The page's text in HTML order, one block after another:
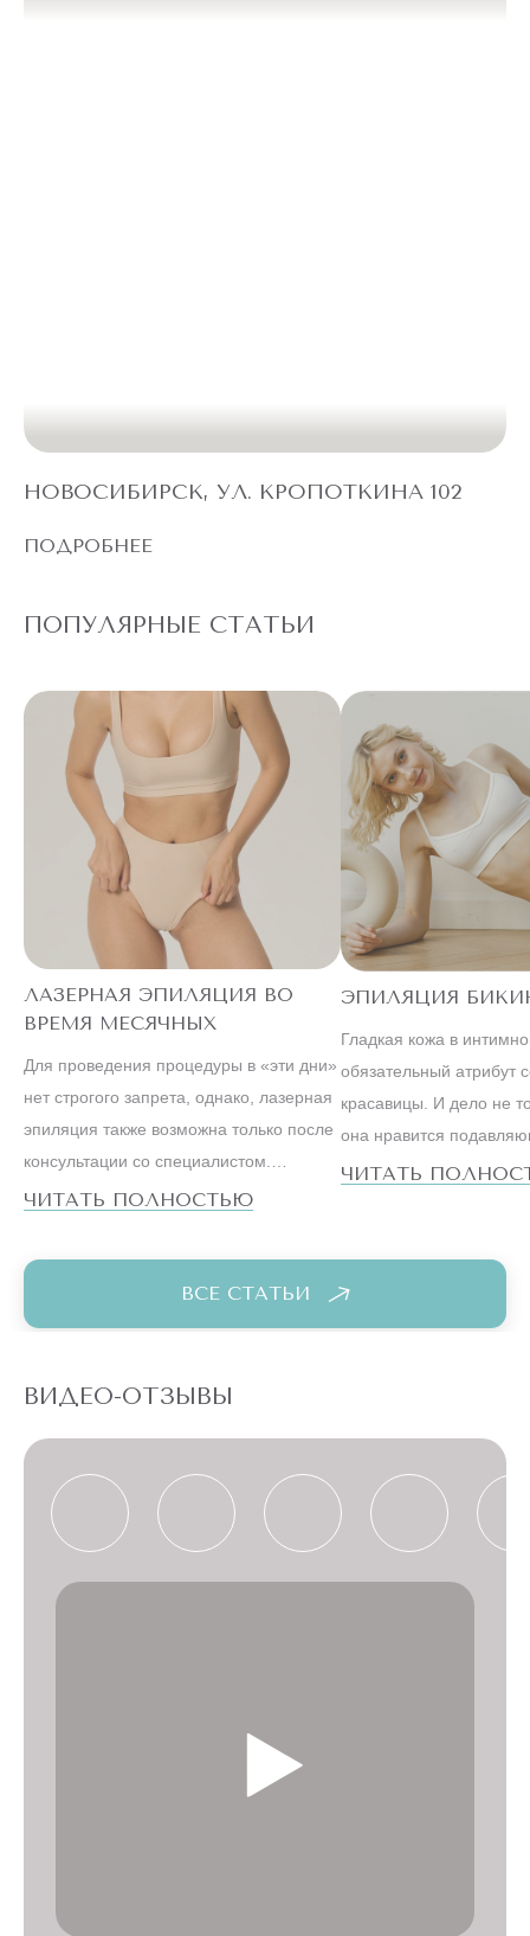
НОВОСИБИРСК, УЛ. КРОПОТКИНА 102
ПОДРОБНЕЕ
ПОПУЛЯРНЫЕ СТАТЬИ
ЛАЗЕРНАЯ ЭПИЛЯЦИЯ ВО
ВРЕМЯ МЕСЯЧНЫХ
Для проведения процедуры в «эти дни»
нет строгого запрета, однако, лазерная
эпиляция также возможна только после
консультации со специалистом.
Ведущие косметологи настаивают на
чувствительных зонах бикини или,
например, подмышек, лучше оставить
на первые дни после менструации.
ЧИТАТЬ ПОЛНОСТЬЮ
ЭПИЛЯЦИЯ
Гладкая кожа в
обязательный атрибут
красавицы. И дело не
она нравится
большинству мужчин.
вели наши мамы и
ЧИТАТЬ
ВСЕ СТАТЬИ
ВИДЕО-ОТЗЫВЫ